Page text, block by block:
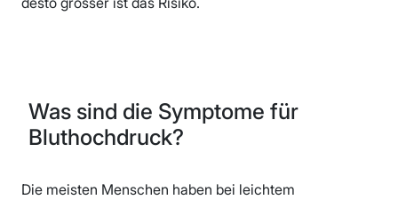
Was sind die Symptome für
Bluthochdruck?
Die meisten Menschen haben bei leichtem